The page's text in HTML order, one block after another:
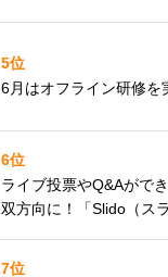
5位
6月はオフライン研修を
6位
ライブ投票やQ&Aがで
双方向に！「Slido（ス
7位